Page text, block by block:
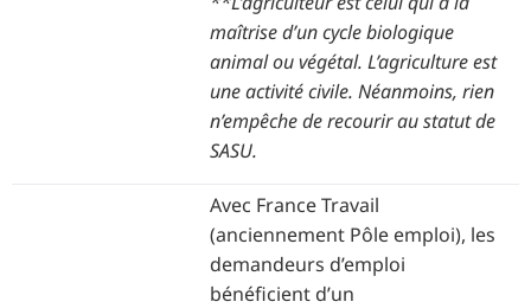
maîtrise d’un cycle biologique
animal ou végétal. L’agriculture est
une activité civile. Néanmoins, rien
n’empêche de recourir au statut de
SASU.
Avec France Travail
(anciennement Pôle emploi), les
demandeurs d’emploi
bénéficient d’un